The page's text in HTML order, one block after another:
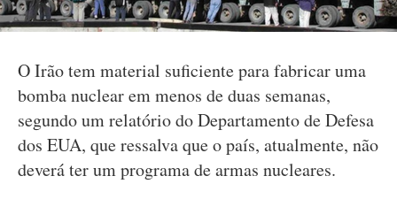
O Irão tem material suficiente para fabricar uma
bomba nuclear em menos de duas semanas,
segundo um relatório do Departamento de Defesa
dos EUA, que ressalva que o país, atualmente, não
deverá ter um programa de armas nucleares.